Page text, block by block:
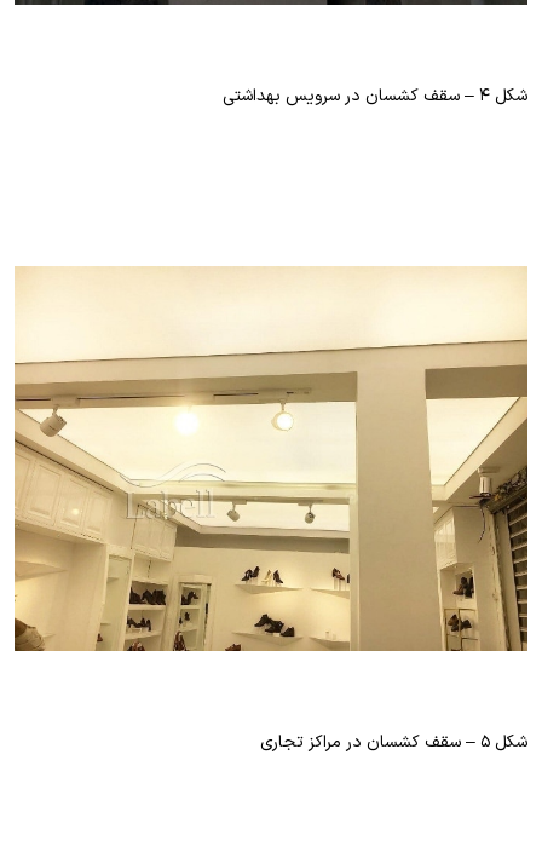
شکل ۴ – سقف کشسان در سرویس بهداشتی
شکل ۵ – سقف کشسان در مراکز تجاری